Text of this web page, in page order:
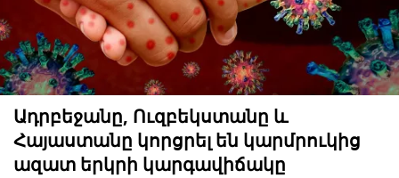
Ադրբեջանը, Ուզբեկստանը և
Հայաստանը կորցրել են կարմրուկից
ազատ երկրի կարգավիճակը